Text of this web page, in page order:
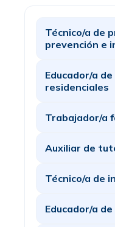
Técnico/a de
prevención e
Educador/a
residenciales
Trabajador/a
Auxiliar de
Técnico/a de
Educador/a